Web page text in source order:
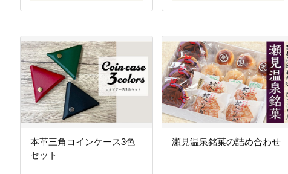
本革三角コインケース3色
セット
瀬見温泉銘菓の詰め合わせ